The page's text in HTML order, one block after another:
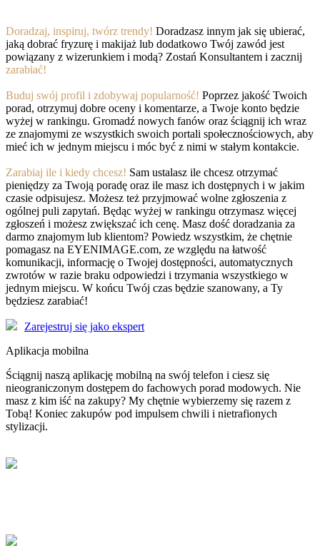
Doradzaj, inspiruj, twórz trendy! Doradzasz innym jak się ubierać,
jaką dobrać fryzurę i makijaż lub dodatkowo Twój zawód jest
powiązany z wizerunkiem i modą? Zostań Konsultantem i zacznij
zarabiać!
Buduj swój profil i zdobywaj popularność! Poprzez jakość Twoich
porad, otrzymuj dobre oceny i komentarze, a Twoje konto będzie
wyżej w rankingu. Gromadź nowych fanów oraz ściągnij ich wraz
ze znajomymi ze wszystkich swoich portali społecznościowych, aby
mieć ich w jednym miejscu i móc być z nimi w stałym kontakcie.
Zarabiaj ile i kiedy chcesz! Sam ustalasz ile chcesz otrzymać
pieniędzy za Twoją poradę oraz ile masz ich dostępnych i w jakim
czasie odpisujesz. Możesz też przyjmować wolne zgłoszenia z
ogólnej puli zapytań. Będąc wyżej w rankingu otrzymasz więcej
zgłoszeń i możesz zwiększać ich cenę. Masz dość doradzania za
darmo znajomym lub klientom? Powiedz wszystkim, że chętnie
pomagasz na EYENIMAGE.com, ze względu na łatwość
komunikacji, informację o Twojej dostępności, automatycznych
zwrotów w razie braku odpowiedzi i trzymania wszystkiego w
jednym miejscu. W końcu Twój czas będzie szanowany, a Ty
będziesz zarabiać!
Zarejestruj się jako ekspert
Aplikacja mobilna
Ściągnij naszą aplikację mobilną na swój telefon i ciesz się
nieograniczonym dostępem do fachowych porad modowych. Nie
masz z kim iść na zakupy? My chętnie wybierzemy się razem z
Tobą! Koniec zakupów pod impulsem chwili i nietrafionych
stylizacji.